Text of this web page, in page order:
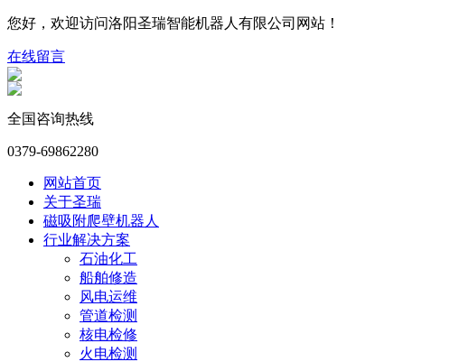
您好，欢迎访问洛阳圣瑞智能机器人有限公司网站！
在线留言
全国咨询热线
0379-69862280
网站首页
关于圣瑞
磁吸附爬壁机器人
行业解决方案
石油化工
船舶修造
风电运维
管道检测
核电检修
火电检测